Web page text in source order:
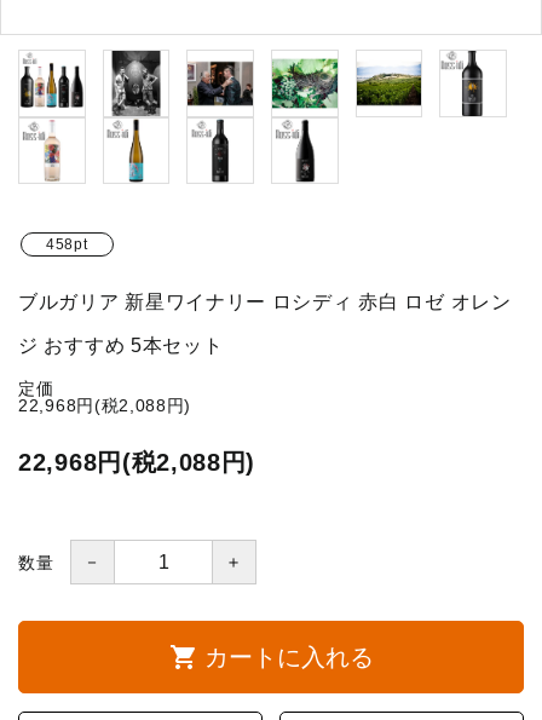
458pt
ブルガリア 新星ワイナリー ロシディ 赤白 ロゼ オレン
ジ おすすめ 5本セット
定価
22,968円(税2,088円)
22,968円(税2,088円)
数量 － ＋
shopping_cart カートに入れる